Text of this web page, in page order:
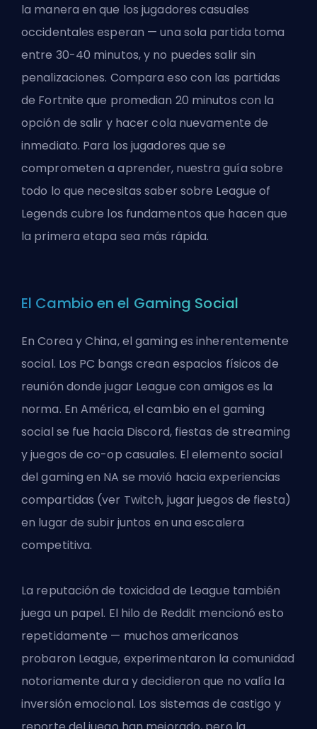
la manera en que los jugadores casuales
occidentales esperan — una sola partida toma
entre 30-40 minutos, y no puedes salir sin
penalizaciones. Compara eso con las partidas
de Fortnite que promedian 20 minutos con la
opción de salir y hacer cola nuevamente de
inmediato. Para los jugadores que se
comprometen a aprender, nuestra guía sobre
todo lo que necesitas saber sobre League of
Legends cubre los fundamentos que hacen que
la primera etapa sea más rápida.
El Cambio en el Gaming Social
En Corea y China, el gaming es inherentemente
social. Los PC bangs crean espacios físicos de
reunión donde jugar League con amigos es la
norma. En América, el cambio en el gaming
social se fue hacia Discord, fiestas de streaming
y juegos de co-op casuales. El elemento social
del gaming en NA se movió hacia experiencias
compartidas (ver Twitch, jugar juegos de fiesta)
en lugar de subir juntos en una escalera
competitiva.
La reputación de toxicidad de League también
juega un papel. El hilo de Reddit mencionó esto
repetidamente — muchos americanos
probaron League, experimentaron la comunidad
notoriamente dura y decidieron que no valía la
inversión emocional. Los sistemas de castigo y